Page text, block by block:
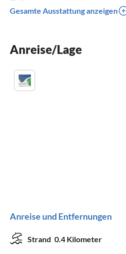
Parkplatz
Gesamte Ausstattung anzeigen
Anreise/Lage
Anreise und Entfernungen
Strand 0.4 Kilometer